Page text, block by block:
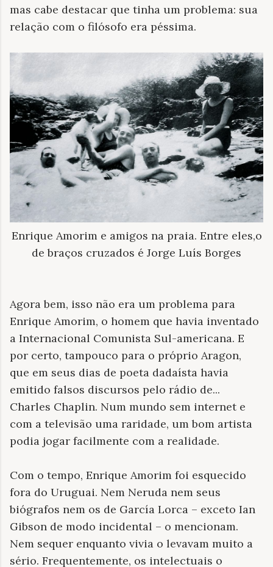
mas cabe destacar que tinha um problema: sua
relação com o filósofo era péssima.
Enrique Amorim e amigos na praia. Entre eles,o
de braços cruzados é Jorge Luís Borges
Agora bem, isso não era um problema para
Enrique Amorim, o homem que havia inventado
a Internacional Comunista Sul-americana. E
por certo, tampouco para o próprio Aragon,
que em seus dias de poeta dadaísta havia
emitido falsos discursos pelo rádio de...
Charles Chaplin. Num mundo sem internet e
com a televisão uma raridade, um bom artista
podia jogar facilmente com a realidade.
Com o tempo, Enrique Amorim foi esquecido
fora do Uruguai. Nem Neruda nem seus
biógrafos nem os de García Lorca – exceto Ian
Gibson de modo incidental – o mencionam.
Nem sequer enquanto vivia o levavam muito a
sério. Frequentemente, os intelectuais o